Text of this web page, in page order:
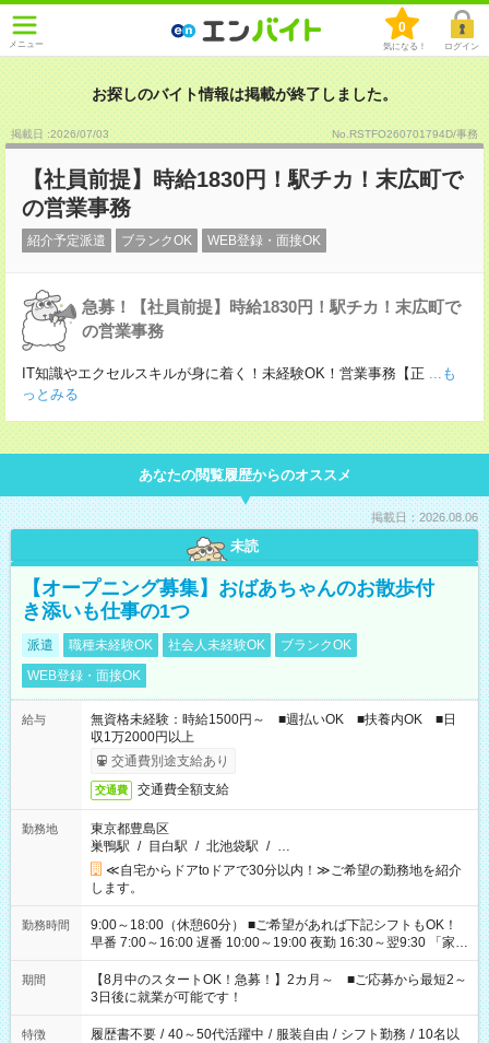
メニュー
0
気になる！ ログイン
お探しのバイト情報は掲載が終了しました。
掲載日 :2026/07/03 No.RSTFO260701794D/事務
【社員前提】時給1830円！駅チカ！末広町で
の営業事務
紹介予定派遣 ブランクOK WEB登録・面接OK
急募！【社員前提】時給1830円！駅チカ！末広町で
の営業事務
IT知識やエクセルスキルが身に着く！未経験OK！営業事務【正 ...も
っとみる
あなたの閲覧履歴からのオススメ
掲載日：2026.08.06
未読
【オープニング募集】おばあちゃんのお散歩付
き添いも仕事の1つ
派遣 職種未経験OK 社会人未経験OK
ブランクOK
WEB登録・面接OK
給与
無資格未経験：時給1500円～ ■週払いOK ■扶養内OK ■日
収1万2000円以上
交通費別途支給あり
交通費 交通費全額支給
勤務地
東京都豊島区
巣鴨駅 / 目白駅 / 北池袋駅 / …
≪自宅からドアtoドアで30分以内！≫ご希望の勤務地を紹介
します。
勤務時間
9:00～18:00（休憩60分） ■ご希望があれば下記シフトもOK！
早番 7:00～16:00 遅番 10:00～19:00 夜勤 16:30～翌9:30 「家族
と休みを合わせたい」 「余裕を持って夕飯の準備がしたい」
「できれば残業はしたくない」 など、ご希望を教えてください
ね。 ※Wワーク希望の方へ 今ご覧のお仕事で希望する勤務時間
と、もう1つのお仕事の勤務時間。 合計で週40時間を超える場
合は応募できません。
期間
【8月中のスタートOK！急募！】2カ月～ ■ご応募から最短2～
3日後に就業が可能です！
特徴 履歴書不要 / 40～50代活躍中 / 服装自由 / シフト勤務 / 10名以